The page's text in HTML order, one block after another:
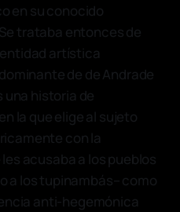
en su conocido
trataba entonces de
artística
de de Andrade
una historia de
la que elige al sujeto
con la
acusaba a los pueblos
a los tupinambás– como
anti-hegemónica